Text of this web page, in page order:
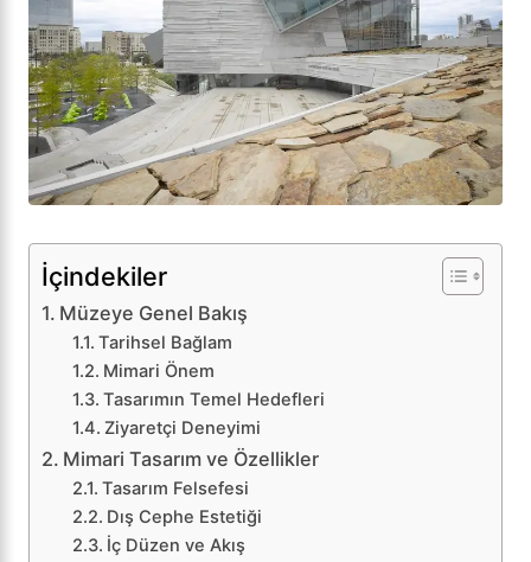
İçindekiler
Müzeye Genel Bakış
Tarihsel Bağlam
Mimari Önem
Tasarımın Temel Hedefleri
Ziyaretçi Deneyimi
Mimari Tasarım ve Özellikler
Tasarım Felsefesi
Dış Cephe Estetiği
İç Düzen ve Akış